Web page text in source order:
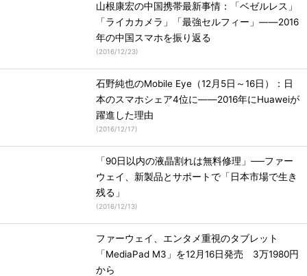
山根康宏の中国携帯最新事情：「ベゼルレス」
「ライカカメラ」「最強セルフィー」――2016
年の中国スマホを振り返る
(2016/12/23)
石野純也のMobile Eye（12月5日～16日）：日
本のスマホシェア4位に――2016年にHuaweiが
躍進した理由
(2016/12/17)
「90日以内の液晶割れは無料修理」──ファー
ウェイ、新製品とサポートで「日本市場で生き
残る」
(2016/12/13)
ファーウェイ、エンタメ重視のタブレット
「MediaPad M3」を12月16日発売 3万1980円
から